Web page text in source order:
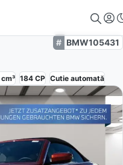
BMW105431
cm³ 184 CP Cutie automată